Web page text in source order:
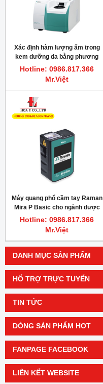
DANH MỤC SẢN PHẨM
HỔ TRỢ TRỰC TUYẾN
TIN TỨC
DÒNG SẢN PHẨM HOT
FANPAGE FACEBOOK
LIÊN KẾT WEBSITE
Xác định hàm lượng ẩm trong
kem dưỡng da bằng phương
pháp cận hồng ngoại
Hotline: 0986.817.366
Mr.Việt
Máy quang phổ cầm tay Raman
Mira P Basic cho ngành dược
Hotline: 0986.817.366
Mr.Việt